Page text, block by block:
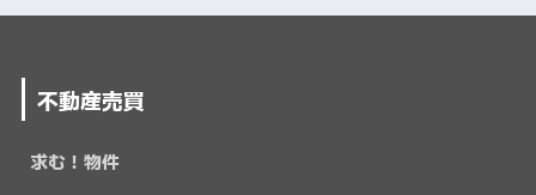
不動産売買
求む！物件